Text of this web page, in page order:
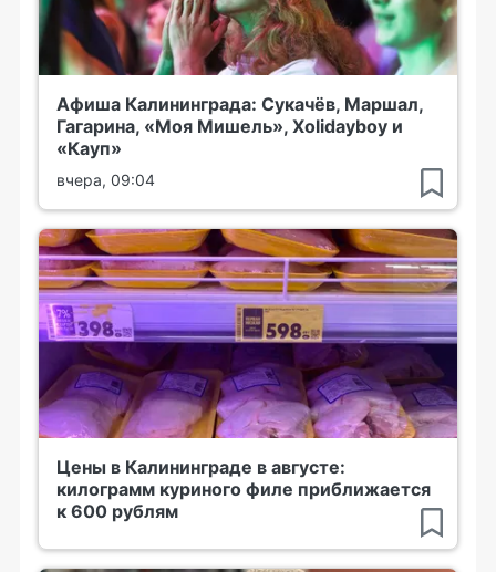
Афиша Калининграда: Сукачёв, Маршал,
Гагарина, «Моя Мишель», Xolidayboy и
«Кауп»
вчера, 09:04
Цены в Калининграде в августе:
килограмм куриного филе приближается
к 600 рублям